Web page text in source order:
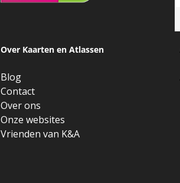
Over Kaarten en Atlassen
Blog
Contact
Over ons
Onze websites
Vrienden van K&A